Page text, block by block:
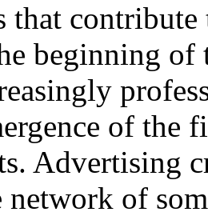
that
beginning
of the
Advertising
network of